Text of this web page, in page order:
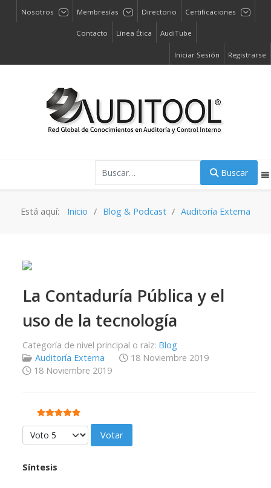
Nosotros Membresías Directorio Certificaciones
Contacto Línea Ética AudiTube
Iniciar Sesión Registrarse
Buscar
Está aquí: Inicio Blog & Podcast Auditoría Externa
La Contaduría Pública y el
uso de la tecnología
Categoría de nivel principal o raíz: Blog
Auditoría Externa
18 Noviembre 2019
18 Noviembre 2019
Ratio:5/5
Por favor, vote
Síntesis